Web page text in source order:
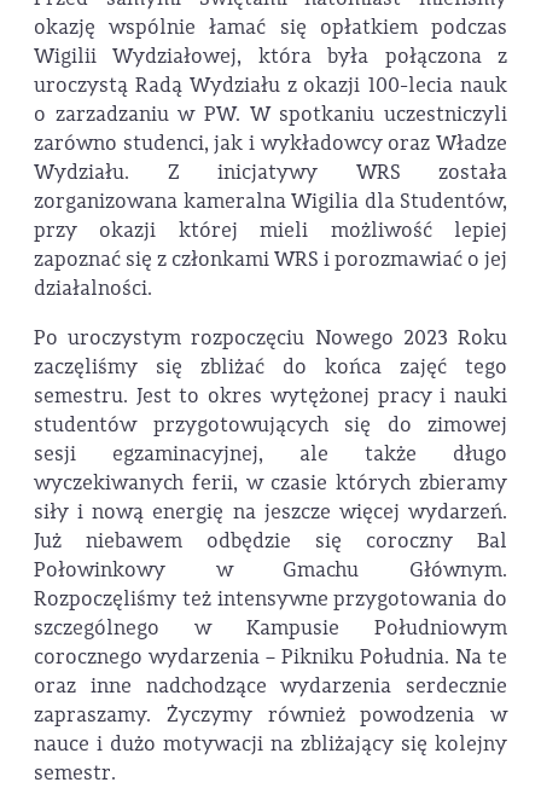
okazję wspólnie łamać się opłatkiem podczas
Wigilii Wydziałowej, która była połączona z
uroczystą Radą Wydziału z okazji 100-lecia nauk
o zarzadzaniu w PW. W spotkaniu uczestniczyli
zarówno studenci, jak i wykładowcy oraz Władze
Wydziału. Z inicjatywy WRS została
zorganizowana kameralna Wigilia dla Studentów,
przy okazji której mieli możliwość lepiej
zapoznać się z członkami WRS i porozmawiać o jej
działalności.
Po uroczystym rozpoczęciu Nowego 2023 Roku
zaczęliśmy się zbliżać do końca zajęć tego
semestru. Jest to okres wytężonej pracy i nauki
studentów przygotowujących się do zimowej
sesji egzaminacyjnej, ale także długo
wyczekiwanych ferii, w czasie których zbieramy
siły i nową energię na jeszcze więcej wydarzeń.
Już niebawem odbędzie się coroczny Bal
Połowinkowy w Gmachu Głównym.
Rozpoczęliśmy też intensywne przygotowania do
szczególnego w Kampusie Południowym
corocznego wydarzenia – Pikniku Południa. Na te
oraz inne nadchodzące wydarzenia serdecznie
zapraszamy. Życzymy również powodzenia w
nauce i dużo motywacji na zbliżający się kolejny
semestr.